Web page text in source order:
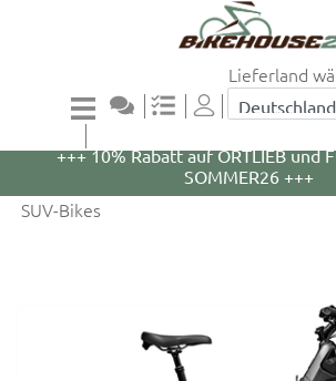
Lieferland
+++ 5% Rabatt auf WOOM Bikes
+++ 10% Rabatt auf ORTLIEB und
SOMMER26 +++
SUV-Bikes